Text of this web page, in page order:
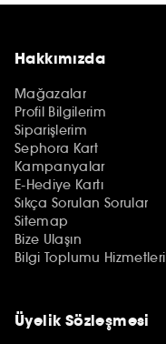
Hakkımızda
Mağazalar
Profil Bilgilerim
Siparişlerim
Sephora Kart
Kampanyalar
E-Hediye Kartı
Sıkça Sorulan Sorular
Sitemap
Bize Ulaşın
Bilgi Toplumu Hizmetleri
Üyelik Sözleşmesi